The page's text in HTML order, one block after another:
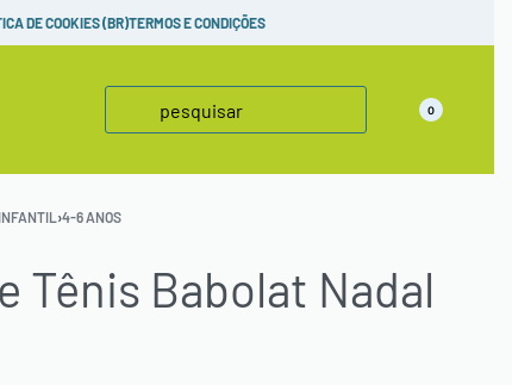
confira!
DE COOKIES (BR)TERMOS E CONDIÇÕES
0
›4-6 ANOS
Tênis Babolat Nadal